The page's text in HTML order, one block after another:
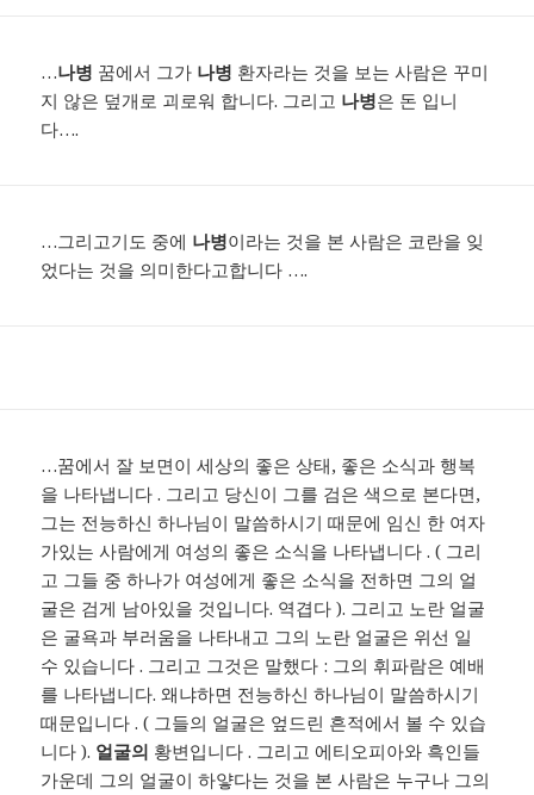
…나병 꿈에서 그가 나병 환자라는 것을 보는 사람은 꾸미
지 않은 덮개로 괴로워 합니다. 그리고 나병은 돈 입니
다….
…그리고기도 중에 나병이라는 것을 본 사람은 코란을 잊
었다는 것을 의미한다고합니다 ….
…꿈에서 잘 보면이 세상의 좋은 상태, 좋은 소식과 행복
을 나타냅니다 . 그리고 당신이 그를 검은 색으로 본다면,
그는 전능하신 하나님이 말씀하시기 때문에 임신 한 여자
가있는 사람에게 여성의 좋은 소식을 나타냅니다 . ( 그리
고 그들 중 하나가 여성에게 좋은 소식을 전하면 그의 얼
굴은 검게 남아있을 것입니다. 역겹다 ). 그리고 노란 얼굴
은 굴욕과 부러움을 나타내고 그의 노란 얼굴은 위선 일
수 있습니다 . 그리고 그것은 말했다 : 그의 휘파람은 예배
를 나타냅니다. 왜냐하면 전능하신 하나님이 말씀하시기
때문입니다 . ( 그들의 얼굴은 엎드린 흔적에서 볼 수 있습
니다 ). 얼굴의 황변입니다 . 그리고 에티오피아와 흑인들
가운데 그의 얼굴이 하얗다는 것을 본 사람은 누구나 그의